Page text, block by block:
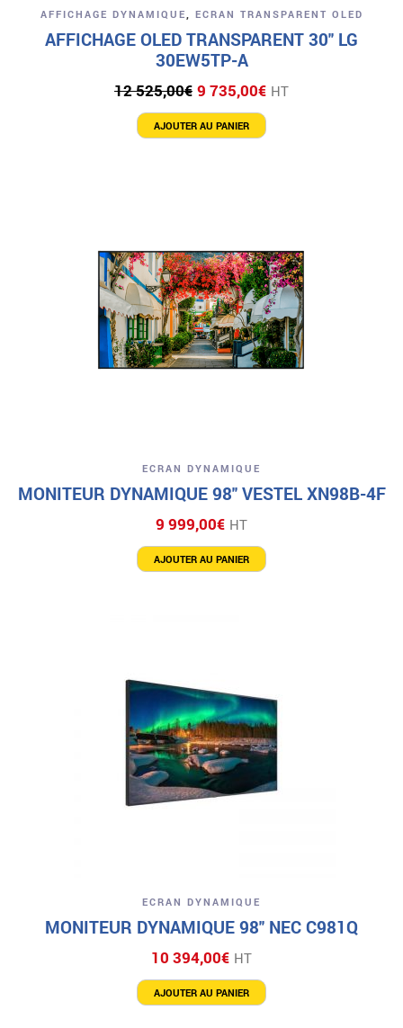
AFFICHAGE DYNAMIQUE ECRAN TRANSPARENT OLED
AFFICHAGE OLED TRANSPARENT 30″ LG
30EW5TP-A
12 525,00€ Le
prix
initial
9 735,00€Le
actuel
HT
AJOUTER AU PANIER
ECRAN DYNAMIQUE
MONITEUR DYNAMIQUE 98″ VESTEL XN98B-4F
9 999,00€ HT
AJOUTER AU PANIER
ECRAN DYNAMIQUE
MONITEUR DYNAMIQUE 98″ NEC C981Q
10 394,00€ HT
AJOUTER AU PANIER